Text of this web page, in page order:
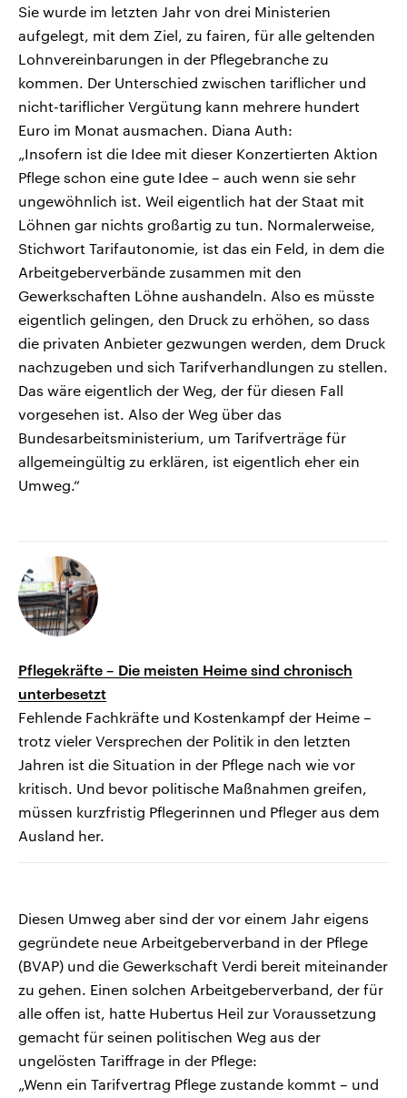
Sie wurde im letzten Jahr von drei Ministerien
aufgelegt, mit dem Ziel, zu fairen, für alle geltenden
Lohnvereinbarungen in der Pflegebranche zu
kommen. Der Unterschied zwischen tariflicher und
nicht-tariflicher Vergütung kann mehrere hundert
Euro im Monat ausmachen. Diana Auth:
„Insofern ist die Idee mit dieser Konzertierten Aktion
Pflege schon eine gute Idee – auch wenn sie sehr
ungewöhnlich ist. Weil eigentlich hat der Staat mit
Löhnen gar nichts großartig zu tun. Normalerweise,
Stichwort Tarifautonomie, ist das ein Feld, in dem die
Arbeitgeberverbände zusammen mit den
Gewerkschaften Löhne aushandeln. Also es müsste
eigentlich gelingen, den Druck zu erhöhen, so dass
die privaten Anbieter gezwungen werden, dem Druck
nachzugeben und sich Tarifverhandlungen zu stellen.
Das wäre eigentlich der Weg, der für diesen Fall
vorgesehen ist. Also der Weg über das
Bundesarbeitsministerium, um Tarifverträge für
allgemeingültig zu erklären, ist eigentlich eher ein
Umweg.“
Pflegekräfte – Die meisten Heime sind chronisch
unterbesetzt
Fehlende Fachkräfte und Kostenkampf der Heime –
trotz vieler Versprechen der Politik in den letzten
Jahren ist die Situation in der Pflege nach wie vor
kritisch. Und bevor politische Maßnahmen greifen,
müssen kurzfristig Pflegerinnen und Pfleger aus dem
Ausland her.
Diesen Umweg aber sind der vor einem Jahr eigens
gegründete neue Arbeitgeberverband in der Pflege
(BVAP) und die Gewerkschaft Verdi bereit miteinander
zu gehen. Einen solchen Arbeitgeberverband, der für
alle offen ist, hatte Hubertus Heil zur Voraussetzung
gemacht für seinen politischen Weg aus der
ungelösten Tariffrage in der Pflege:
„Wenn ein Tarifvertrag Pflege zustande kommt – und